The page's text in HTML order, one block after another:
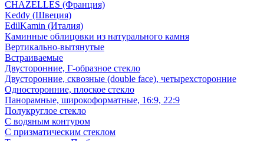
CHAZELLES (Франция)
Keddy (Швеция)
EdilKamin (Италия)
Каминные облицовки из натурального камня
Вертикально-вытянутые
Встраиваемые
Двусторонние, Г-образное стекло
Двусторонние, сквозные (double face), четырехсторонние
Односторонние, плоское стекло
Панорамные, широкоформатные, 16:9, 22:9
Полукруглое стекло
С водяным контуром
С призматическим стеклом